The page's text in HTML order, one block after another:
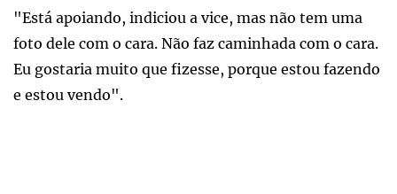
"Está apoiando, indiciou a vice, mas não tem uma
foto dele com o cara. Não faz caminhada com o cara.
Eu gostaria muito que fizesse, porque estou fazendo
e estou vendo".